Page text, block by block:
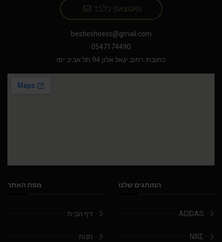
וואטצאפ בלבד
bestieshoess@gmail.com
0547174490
כתובת: רחוב יגאל אלון 94 תל אביב יפו
המותגים שלנו
ADIDAS
NIKE
מפת האתר
דף הבית
חנות